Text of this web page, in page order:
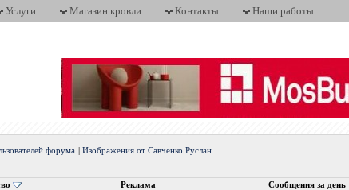
Услуги Магазин кровли Контакты Наши работы
форума |Изображения от Савченко Руслан
Реклама Сообщения за день